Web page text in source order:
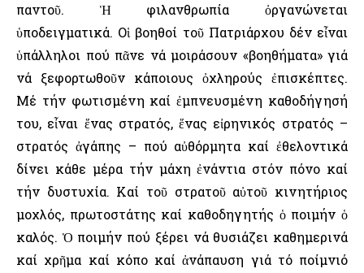
παντοῦ. Ἡ φιλανθρωπία ὀργανώνεται
ὑποδειγματικά. Οἱ βοηθοί τοῦ Πατριάρχου δέν εἶναι
ὑπάλληλοι πού πᾶνε νά μοιράσουν «βοηθήματα» γιά
νά ξεφορτωθοῦν κάποιους ὀχληρούς ἐπισκέπτες.
Μέ τήν φωτισμένη καί ἐμπνευσμένη καθοδήγησή
του, εἶναι ἕνας στρατός, ἕνας εἰρηνικός στρατός –
στρατός ἀγάπης – πού αὐθόρμητα καί ἐθελοντικά
δίνει κάθε μέρα τήν μάχη ἐνάντια στόν πόνο καί
τήν δυστυχία. Καί τοῦ στρατοῦ αὐτοῦ κινητήριος
μοχλός, πρωτοστάτης καί καθοδηγητής ὁ ποιμήν ὁ
καλός. Ὁ ποιμήν πού ξέρει νά θυσιάζει καθημερινά
καί χρῆμα καί κόπο καί ἀνάπαυση γιά τό ποίμνιό